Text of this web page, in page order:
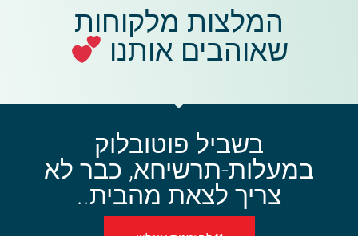
המלצות מלקוחות
שאוהבים אותנו
בשביל פוטובלוק
במעלות-תרשיחא, כבר לא
צריך לצאת מהבית..